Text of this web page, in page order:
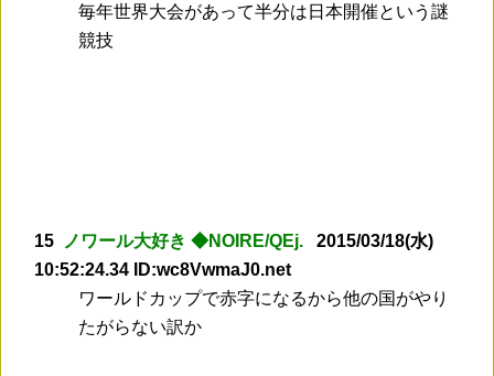
毎年世界大会があって半分は日本開催という謎
競技
15 ノワール大好き ◆NOIRE/QEj.
2015/03/18(水)
10:52:24.34 ID:wc8VwmaJ0.net
ワールドカップで赤字になるから他の国がやり
たがらない訳か